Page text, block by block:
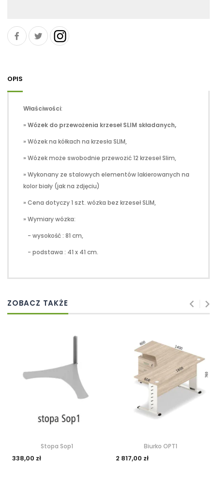
OPIS
Właściwości:
» Wózek do przewożenia krzeseł SLIM składanych,
» Wózek na kółkach na krzesła SLIM,
» Wózek może swobodnie przewozić 12 krzeseł Slim,
» Wykonany ze stalowych elementów lakierowanych na
kolor biały (jak na zdjęciu)
» Cena dotyczy 1 szt. wózka bez krzeseł SLIM,
» Wymiary wózka:
- wysokość : 81 cm,
- podstawa : 41 x 41 cm.
ZOBACZ TAKŻE
Stopa Sop1
338,00 zł
Biurko OPT1
2 817,00 zł